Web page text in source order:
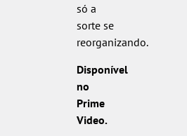
só a
sorte se
reorganizando.
Disponível
no
Prime
Video.